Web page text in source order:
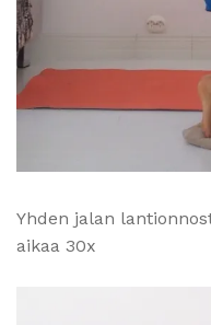
Yhden jalan
aikaa 30x